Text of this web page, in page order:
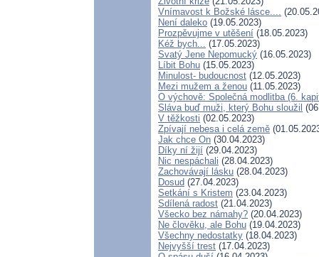
Vnímavost k Božské lásce....
Není daleko (19.05.2023)
Prozpěvujme v utěšení (18.05.2023)
Kéž bych... (17.05.2023)
Svatý Jene Nepomucký (16.05.2023)
Líbit Bohu (15.05.2023)
Minulost- budoucnost (12.05.2023)
Mezi mužem a ženou (11.05.2023)
O výchově: Společná modlitba (6.
Sláva buď muži, který Bohu sloužil
V těžkosti (02.05.2023)
Zpívají nebesa i celá země
Jak chce On (30.04.2023)
Díky ní žijí (29.04.2023)
Nic nespáchali (28.04.2023)
Zachovávají lásku (28.04.2023)
Dosud (27.04.2023)
Setkání s Kristem (23.04.2023)
Sdílená radost (21.04.2023)
Všecko bez námahy? (20.04.2023)
Ne člověku, ale Bohu (19.04.2023)
Všechny nedostatky (18.04.2023)
Nejvyšší trest (17.04.2023)